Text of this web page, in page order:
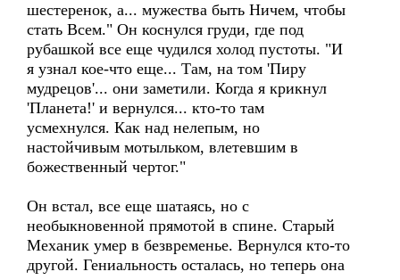
шестеренок, а... мужества быть Ничем, чтобы
стать Всем." Он коснулся груди, где под
рубашкой все еще чудился холод пустоты. "И
я узнал кое-что еще... Там, на том 'Пиру
мудрецов'... они заметили. Когда я крикнул
'Планета!' и вернулся... кто-то там
усмехнулся. Как над нелепым, но
настойчивым мотыльком, влетевшим в
божественный чертог."
Он встал, все еще шатаясь, но с
необыкновенной прямотой в спине. Старый
Механик умер в безвременье. Вернулся кто-то
другой. Гениальность осталась, но теперь она